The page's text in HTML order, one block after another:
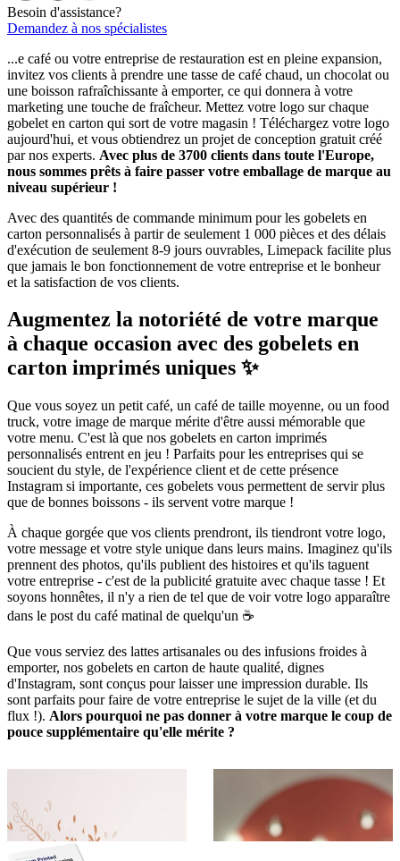
Besoin d'assistance?
Demandez à nos spécialistes
...e café ou votre entreprise de restauration est en pleine expansion,
invitez vos clients à prendre une tasse de café chaud, un chocolat ou
une boisson rafraîchissante à emporter, ce qui donnera à votre
marketing une touche de fraîcheur. Mettez votre logo sur chaque
gobelet en carton qui sort de votre magasin ! Téléchargez votre logo
aujourd'hui, et vous obtiendrez un projet de conception gratuit créé
par nos experts. Avec plus de 3700 clients dans toute l'Europe,
nous sommes prêts à faire passer votre emballage de marque au
niveau supérieur !
Avec des quantités de commande minimum pour les gobelets en
carton personnalisés à partir de seulement 1 000 pièces et des délais
d'exécution de seulement 8-9 jours ouvrables, Limepack facilite plus
que jamais le bon fonctionnement de votre entreprise et le bonheur
et la satisfaction de vos clients.
Augmentez la notoriété de votre marque
à chaque occasion avec des gobelets en
carton imprimés uniques ✨
Que vous soyez un petit café, un café de taille moyenne, ou un food
truck, votre image de marque mérite d'être aussi mémorable que
votre menu. C'est là que nos gobelets en carton imprimés
personnalisés entrent en jeu ! Parfaits pour les entreprises qui se
soucient du style, de l'expérience client et de cette présence
Instagram si importante, ces gobelets vous permettent de servir plus
que de bonnes boissons - ils servent votre marque !
À chaque gorgée que vos clients prendront, ils tiendront votre logo,
votre message et votre style unique dans leurs mains. Imaginez qu'ils
prennent des photos, qu'ils publient des histoires et qu'ils taguent
votre entreprise - c'est de la publicité gratuite avec chaque tasse ! Et
soyons honnêtes, il n'y a rien de tel que de voir votre logo apparaître
dans le post du café matinal de quelqu'un ☕
Que vous serviez des lattes artisanales ou des infusions froides à
emporter, nos gobelets en carton de haute qualité, dignes
d'Instagram, sont conçus pour laisser une impression durable. Ils
sont parfaits pour faire de votre entreprise le sujet de la ville (et du
flux !). Alors pourquoi ne pas donner à votre marque le coup de
pouce supplémentaire qu'elle mérite ?